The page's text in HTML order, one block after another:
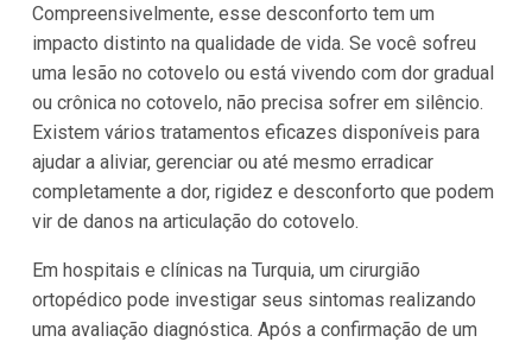
Compreensivelmente, esse desconforto tem um
impacto distinto na qualidade de vida. Se você sofreu
uma lesão no cotovelo ou está vivendo com dor gradual
ou crônica no cotovelo, não precisa sofrer em silêncio.
Existem vários tratamentos eficazes disponíveis para
ajudar a aliviar, gerenciar ou até mesmo erradicar
completamente a dor, rigidez e desconforto que podem
vir de danos na articulação do cotovelo.
Em hospitais e clínicas na Turquia, um cirurgião
ortopédico pode investigar seus sintomas realizando
uma avaliação diagnóstica. Após a confirmação de um